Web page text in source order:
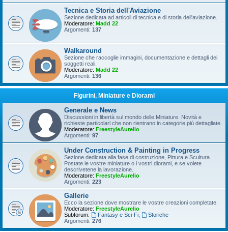
Tecnica e Storia dell'Aviazione
Sezione dedicata ad articoli di tecnica e di storia dell'aviazione.
Moderatore: Madd 22
Argomenti: 137
Walkaround
Sezione che raccoglie immagini, documentazione e dettagli dei
soggetti reali.
Moderatore: Madd 22
Argomenti: 136
Figurini, Miniature e Diorami
Generale e News
Discussioni in libertà sul mondo delle Miniature. Novità e
richieste particolari che non rientrano in categorie più dettagliate.
Moderatore: FreestyleAurelio
Argomenti: 97
Under Construction & Painting in Progress
Sezione dedicata alla fase di costruzione, Pittura e Scultura.
Postate le vostre miniature o i vostri diorami, e se volete
descrivetene la lavorazione.
Moderatore: FreestyleAurelio
Argomenti: 223
Gallerie
Ecco la sezione dove mostrare le vostre creazioni completate.
Moderatore: FreestyleAurelio
Subforum:
Fantasy e Sci-Fi,
Storiche
Argomenti: 276